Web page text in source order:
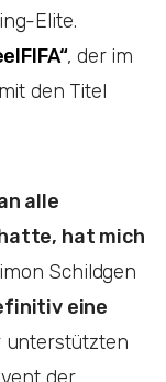
Elite.
, der im
den Titel
alle
hat mich
Schildgen
eine
unterstützten